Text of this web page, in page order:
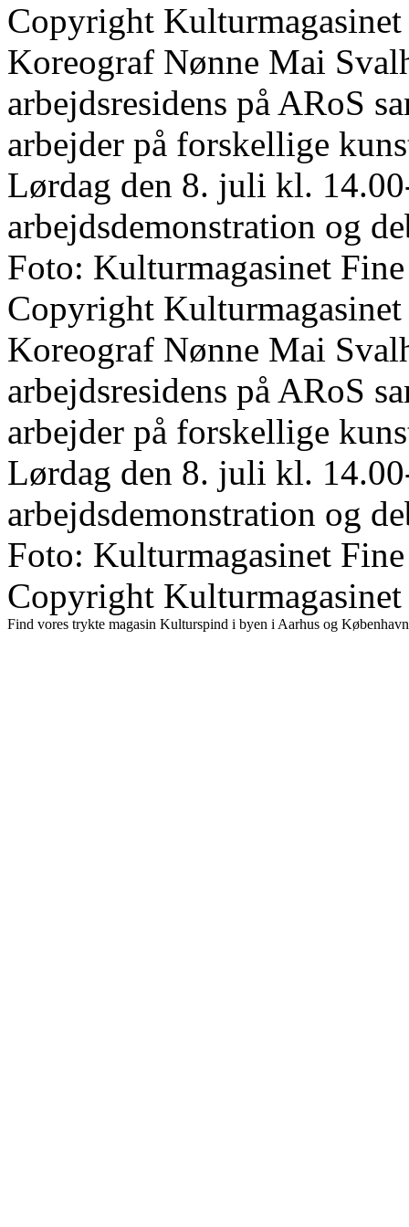
Copyright
Koreograf Nønne Mai
arbejdsresidens på ARoS
arbejder på forskellige
Lørdag den 8. juli kl.
arbejdsdemonstration og
Foto: Kulturmagasinet
Copyright
Koreograf Nønne Mai
arbejdsresidens på ARoS
arbejder på forskellige
Lørdag den 8. juli kl.
arbejdsdemonstration og
Foto: Kulturmagasinet
Copyright
Find vores trykte magasin Kulturspind i byen i Aarhus og København